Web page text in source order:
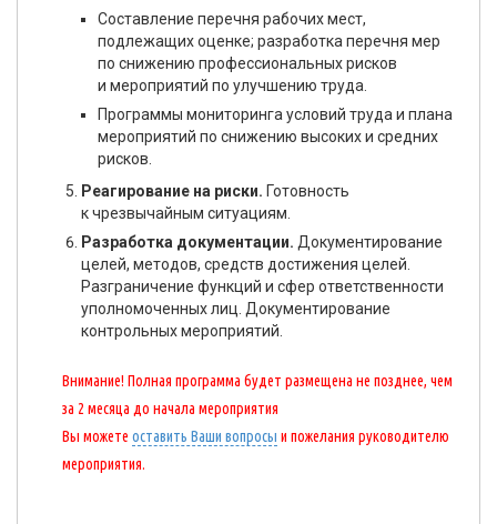
Составление перечня рабочих мест,
подлежащих оценке; разработка перечня мер
по снижению профессиональных рисков
и мероприятий по улучшению труда.
Программы мониторинга условий труда и плана
мероприятий по снижению высоких и средних
рисков.
Реагирование на риски. Готовность
к чрезвычайным ситуациям.
Разработка документации. Документирование
целей, методов, средств достижения целей.
Разграничение функций и сфер ответственности
уполномоченных лиц. Документирование
контрольных мероприятий.
Внимание! Полная программа будет размещена не позднее, чем
за 2 месяца до начала мероприятия
Вы можете оставить Ваши вопросы и пожелания руководителю
мероприятия.